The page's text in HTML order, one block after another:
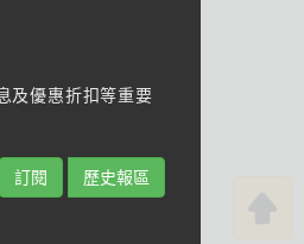
及優惠折扣等重要
訂閱 歷史報區